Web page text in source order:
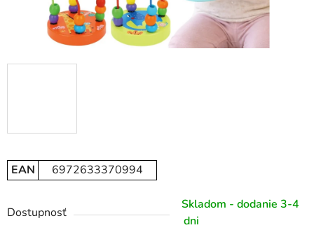
EAN 6972633370994
Dostupnosť
Skladom - dodanie 3-4
dni